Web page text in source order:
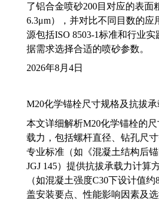
了铝合金喷砂200目对应的表面
6.3μm），并对比不同目数的应
源包括ISO 8503-1标准和行业
据需求选择合适的喷砂参数。
2026年8月4日
M20化学锚栓尺寸规格及抗拔
本文详细解析M20化学锚栓的
载力，包括螺杆直径、钻孔尺
专业标准（如《混凝土结构后锚
JGJ 145）提供抗拔承载力计算
（如混凝土强度C30下设计值
盖安装要点、性能影响因素及